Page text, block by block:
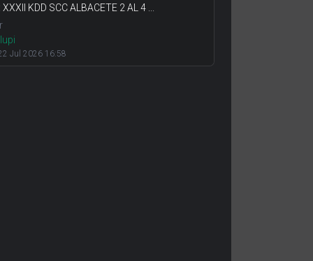
XXXII KDD SCC ALBACETE 2 AL 4 ...
Jul 2026 16:58